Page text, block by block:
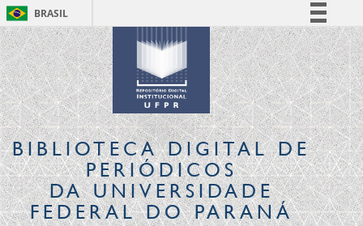
BRASIL
Simplifique!
Comunica BR
Participe
Acesso à informação
Legislação
Canais
BIBLIOTECA DIGITALDE
PERIÓDICOS
DA UNIVERSIDADE
FEDERAL DO PARANÁ